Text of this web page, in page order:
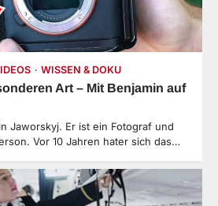
WISSEN & DOKU
Art – Mit Benjamin auf
Jaworskyj. Er ist ein Fotograf und
Vor 10 Jahren hater sich das…